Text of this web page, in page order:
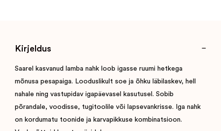
Kirjeldus
Saarel kasvanud lamba nahk loob igasse ruumi hetkega
mõnusa pesapaiga. Looduslikult soe ja õhku läbilaskev, hell
nahale ning vastupidav igapäevasel kasutusel. Sobib
põrandale, voodisse, tugitoolile või lapsevankrisse. Iga nahk
on kordumatu toonide ja karvapikkuse kombinatsioon.